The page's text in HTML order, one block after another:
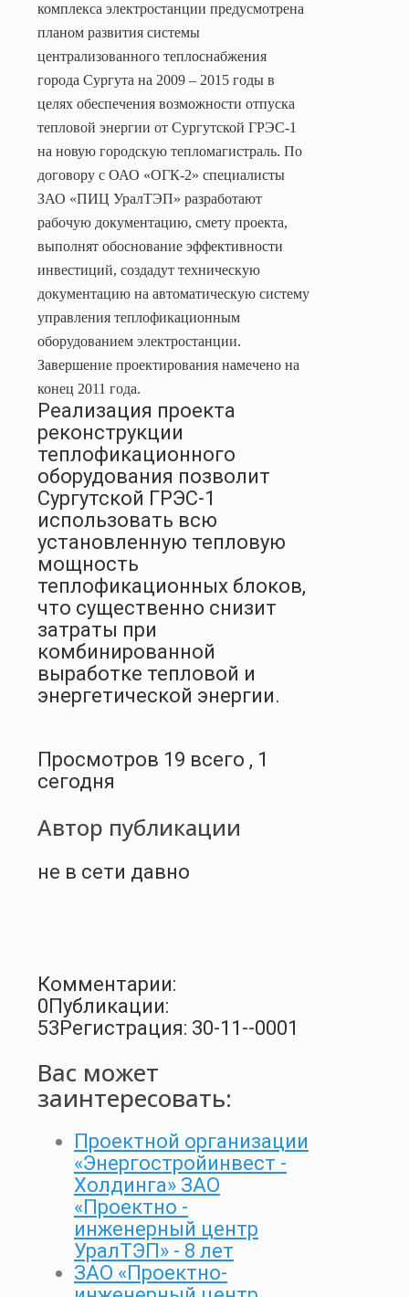
комплекса электростанции предусмотрена
планом развития системы
централизованного теплоснабжения
города Сургута на 2009 – 2015 годы в
целях обеспечения возможности отпуска
тепловой энергии от Сургутской ГРЭС-1
на новую городскую тепломагистраль. По
договору с ОАО «ОГК-2» специалисты
ЗАО «ПИЦ УралТЭП» разработают
рабочую документацию, смету проекта,
выполнят обоснование эффективности
инвестиций, создадут техническую
документацию на автоматическую систему
управления теплофикационным
оборудованием электростанции.
Завершение проектирования намечено на
конец 2011 года.
Реализация проекта
реконструкции
теплофикационного
оборудования позволит
Сургутской ГРЭС-1
использовать всю
установленную тепловую
мощность
теплофикационных блоков,
что существенно снизит
затраты при
комбинированной
выработке тепловой и
энергетической энергии.
Просмотров 19 всего , 1
сегодня
Автор публикации
не в сети давно
Комментарии:
0 Публикации:
53 Регистрация: 30-11--0001
Вас может
заинтересовать:
Проектной организации
«Энергостройинвест -
Холдинга» ЗАО
«Проектно -
инженерный центр
УралТЭП» - 8 лет
ЗАО «Проектно-